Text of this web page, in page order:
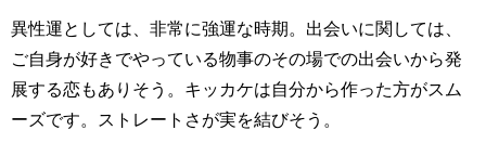
異性運としては、非常に強運な時期。出会いに関しては、
ご自身が好きでやっている物事のその場での出会いから発
展する恋もありそう。キッカケは自分から作った方がスム
ーズです。ストレートさが実を結びそう。